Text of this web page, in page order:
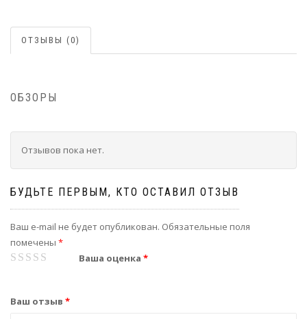
ОТЗЫВЫ (0)
ОБЗОРЫ
Отзывов пока нет.
БУДЬТЕ ПЕРВЫМ, КТО ОСТАВИЛ ОТЗЫВ
Ваш e-mail не будет опубликован. Обязательные поля
помечены *
Ваша оценка *
1
2
3
4
5
Ваш отзыв *